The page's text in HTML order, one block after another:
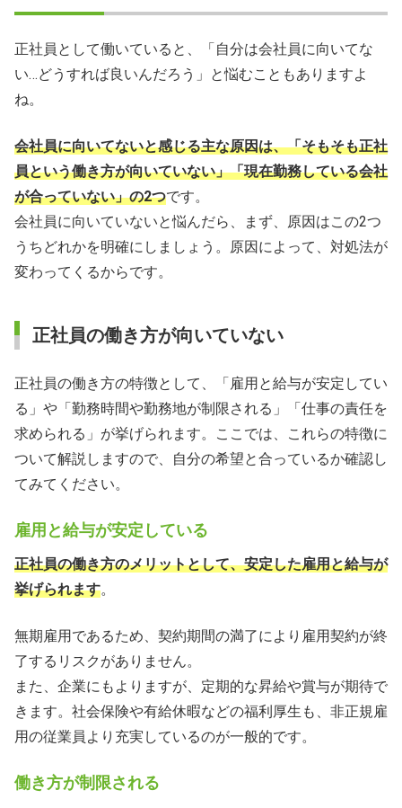
正社員として働いていると、「自分は会社員に向いてな
い…どうすれば良いんだろう」と悩むこともありますよ
ね。
会社員に向いてないと感じる主な原因は、「そもそも正社
員という働き方が向いていない」「現在勤務している会社
が合っていない」の2つです。
会社員に向いていないと悩んだら、まず、原因はこの2つ
うちどれかを明確にしましょう。原因によって、対処法が
変わってくるからです。
正社員の働き方が向いていない
正社員の働き方の特徴として、「雇用と給与が安定してい
る」や「勤務時間や勤務地が制限される」「仕事の責任を
求められる」が挙げられます。ここでは、これらの特徴に
ついて解説しますので、自分の希望と合っているか確認し
てみてください。
雇用と給与が安定している
正社員の働き方のメリットとして、安定した雇用と給与が
挙げられます。
無期雇用であるため、契約期間の満了により雇用契約が終
了するリスクがありません。
また、企業にもよりますが、定期的な昇給や賞与が期待で
きます。社会保険や有給休暇などの福利厚生も、非正規雇
用の従業員より充実しているのが一般的です。
働き方が制限される